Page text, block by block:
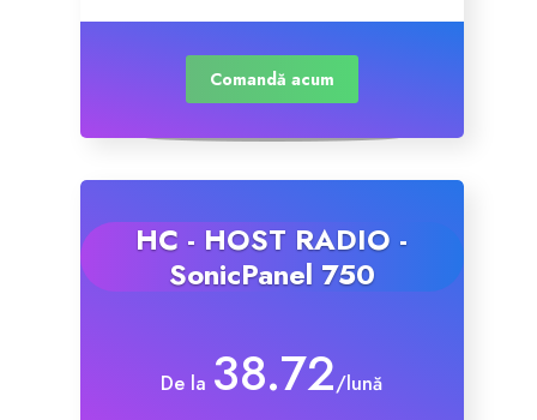
Comandă acum
HC - HOST RADIO -
SonicPanel 750
De la 38.72/lună